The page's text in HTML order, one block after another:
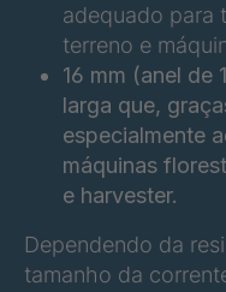
adequado para
terreno e
16 mm (anel de
larga que,
especialmente
máquinas
e harvester.
Dependendo da
tamanho da